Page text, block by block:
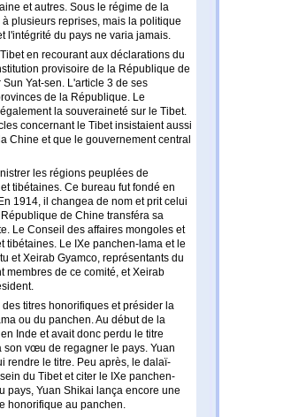
et autres. Sous le régime de la
plusieurs reprises, mais la politique
l'intégrité du pays ne varia jamais.
en recourant aux déclarations du
provisoire de la République de
Yat-sen. L'article 3 de ses
de la République. Le
la souveraineté sur le Tibet.
concernant le Tibet insistaient aussi
Chine et que le gouvernement central
les régions peuplées de
tibétaines. Ce bureau fut fondé en
1914, il changea de nom et prit celui
de Chine transféra sa
Le Conseil des affaires mongoles et
tibétaines. Le IXe panchen-lama et le
et Xeirab Gyamco, représentants du
membres de ce comité, et Xeirab
titres honorifiques et présider la
ou du panchen. Au début de la
Inde et avait donc perdu le titre
son vœu de regagner le pays. Yuan
rendre le titre. Peu après, le dalaï-
du Tibet et citer le IXe panchen-
pays, Yuan Shikai lança encore une
honorifique au panchen.